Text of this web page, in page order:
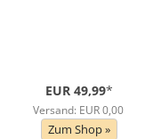
EUR 49,99*
Versand: EUR 0,00
Zum Shop »